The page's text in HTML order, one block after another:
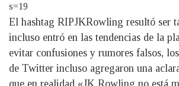
s=19
El hashtag RIPJKRowling resultó ser
incluso entró en las tendencias de la
evitar confusiones y rumores falsos,
de Twitter incluso agregaron una
que en realidad «JK Rowling no está